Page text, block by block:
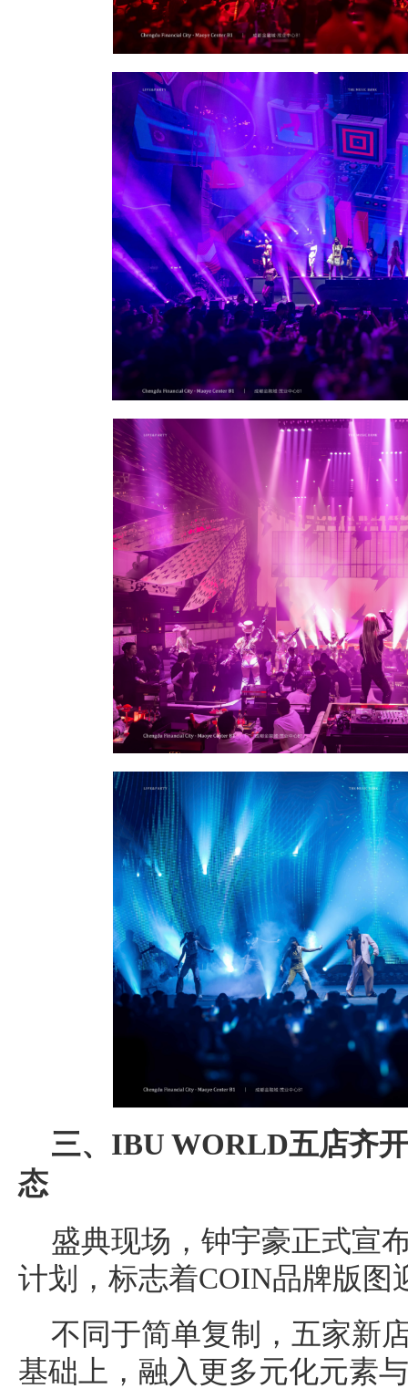
三、 IBU WORLD五店齐
态
盛典现场，钟宇豪正式宣
计划，标志着COIN品牌版图
不同于简单复制，五家新
基础上，融入更多元化元素